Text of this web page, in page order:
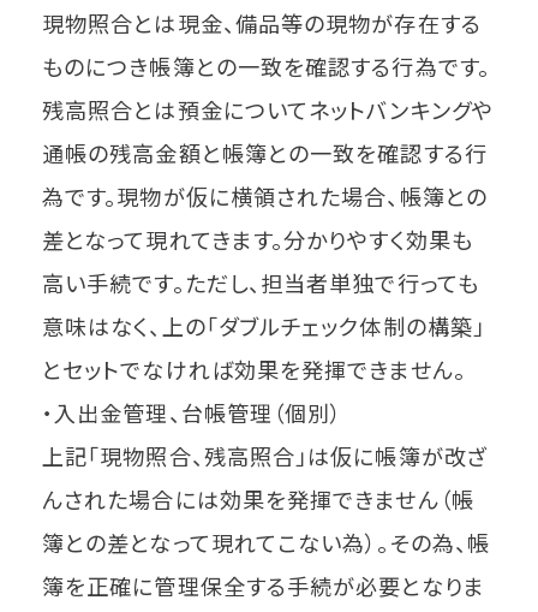
現物照合とは現金、備品等の現物が存在する
ものにつき帳簿との一致を確認する行為です。
残高照合とは預金についてネットバンキングや
通帳の残高金額と帳簿との一致を確認する行
為です。現物が仮に横領された場合、帳簿との
差となって現れてきます。分かりやすく効果も
高い手続です。ただし、担当者単独で行っても
意味はなく、上の「ダブルチェック体制の構築」
とセットでなければ効果を発揮できません。
・入出金管理、台帳管理（個別）
上記「現物照合、残高照合」は仮に帳簿が改ざ
んされた場合には効果を発揮できません（帳
簿との差となって現れてこない為）。その為、帳
簿を正確に管理保全する手続が必要となりま